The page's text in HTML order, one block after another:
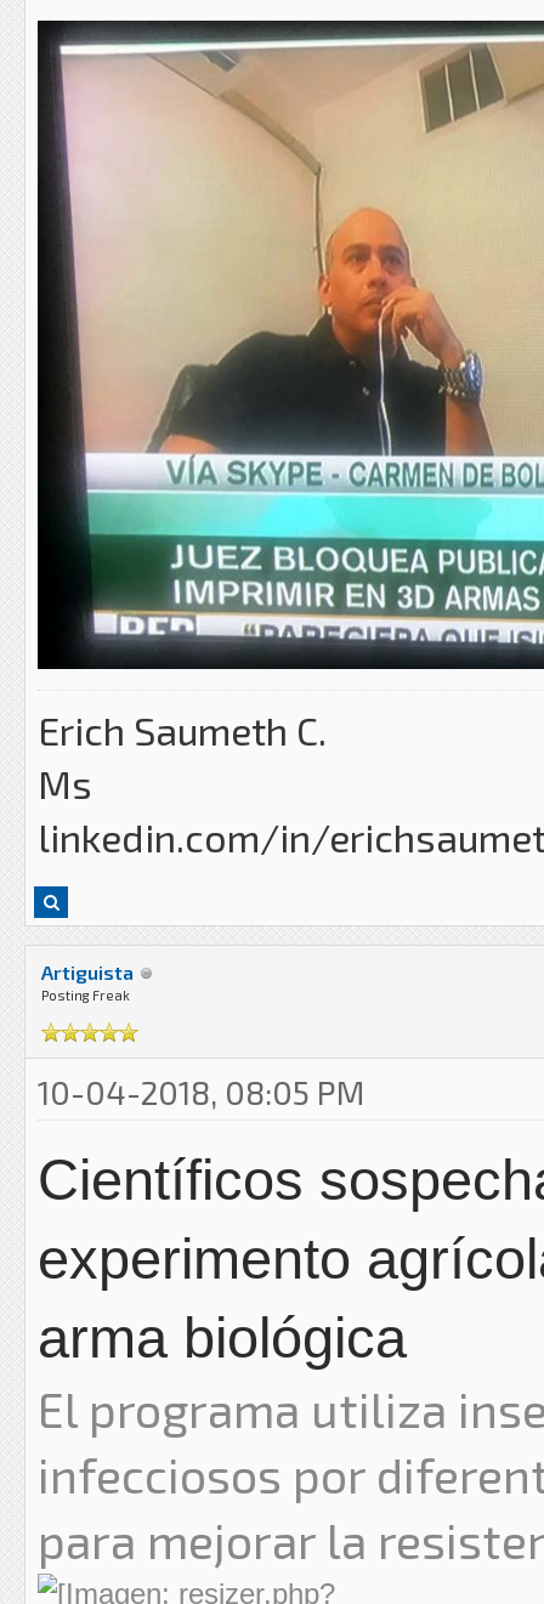
Erich Saumeth C.
Ms
linkedin.com/in/
Artiguista
Posting Freak
10-04-2018, 08:05 PM
Científicos
experimento
arma biológica
El programa utiliza
infecciosos por
para mejorar la